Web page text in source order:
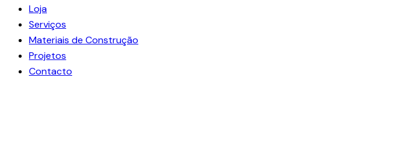
Loja
Serviços
Materiais de Construção
Projetos
Contacto